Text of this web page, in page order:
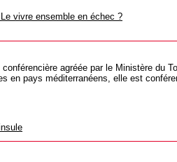
vivre ensemble en échec ?
agréée par le Ministère du
en pays méditerranéens, elle est